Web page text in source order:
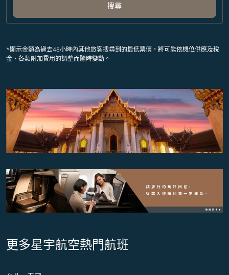
搜尋
*顯示金額為過去48小時內其他旅客搜尋到的最低票價，將可能依機位供應及稅
金、各類附加費用的調整而隨時變動。
更多星宇航空熱門航班